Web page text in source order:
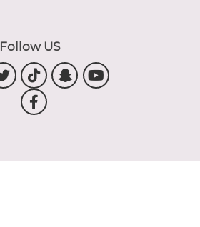
Follow US